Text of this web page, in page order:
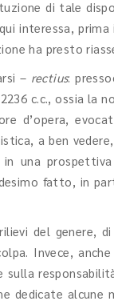
di tale
interessa,
ha presto
– rectius:
c.c., ossia la
d’opera,
a ben
una
fatto, in
del genere,
Invece,
sulla
dedicate alcune